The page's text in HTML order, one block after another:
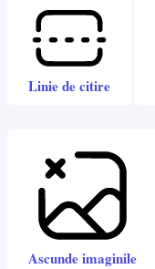
Linie de citire
Ascunde imaginile